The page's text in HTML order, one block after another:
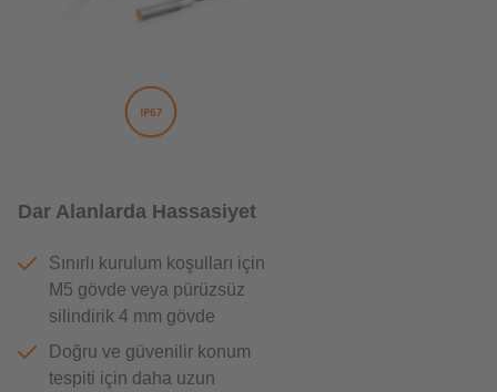
Dar Alanlarda Hassasiyet
Sınırlı kurulum koşulları için
M5 gövde veya pürüzsüz
silindirik 4 mm gövde
Doğru ve güvenilir konum
tespiti için daha uzun